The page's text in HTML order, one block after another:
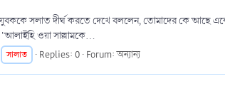
সলাত দীর্ঘ করতে দেখে বললেন, তোমাদের কে আছে
'আলাইহি ওয়া সাল্লামকে...
সালাত Replies: 0 Forum:অন্যান্য